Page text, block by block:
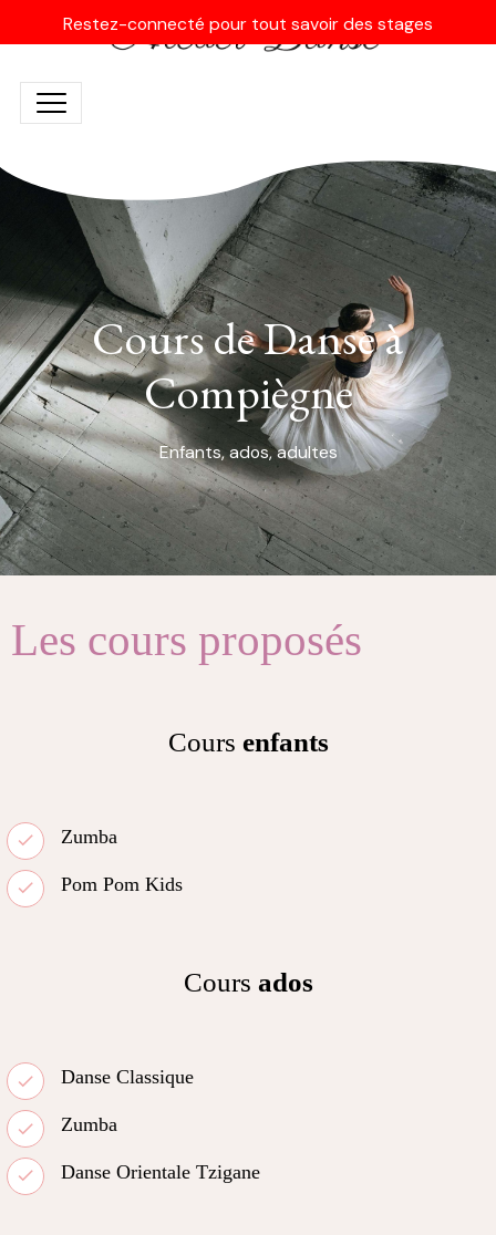
Restez-connecté pour tout savoir des stages
Cours de Danse à
Compiègne
Enfants, ados, adultes
Les cours proposés
Cours enfants
Zumba
Pom Pom Kids
Cours ados
Danse Classique
Zumba
Danse Orientale Tzigane